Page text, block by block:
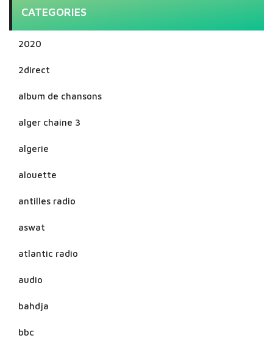
CATEGORIES
2020
2direct
album de chansons
alger chaine 3
algerie
alouette
antilles radio
aswat
atlantic radio
audio
bahdja
bbc